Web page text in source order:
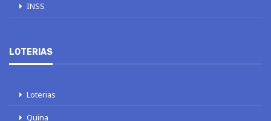
INSS
LOTERIAS
Loterias
Quina